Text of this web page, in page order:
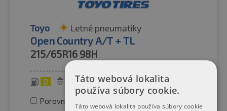
Toyo Letné pneumatiky
Open Country A/T + TL
215/65R16 98H
D 70 dB
Porovnať pneumatiky
Táto webová lokalita
používa súbory cookie.
Táto webová lokalita používa súbory cookie